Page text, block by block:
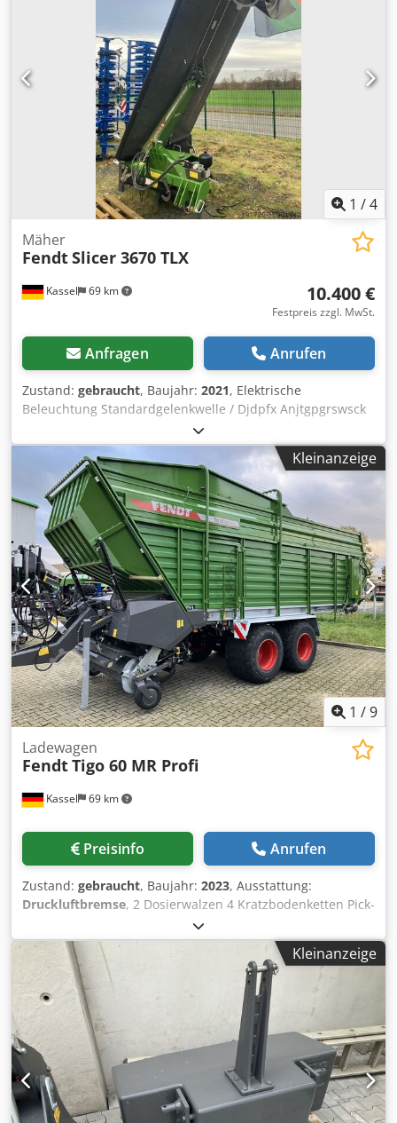
1 /4
Kassel 69 km
Mäher
FendtSlicer 3670 TLX
10.400 €
Festpreis zzgl. MwSt.
Anfragen Anrufen
Zustand: gebraucht, Baujahr: 2021, Elektrische
Beleuchtung Standardgelenkwelle / Djdpfx Anjtgpgrswsck
Kleinanzeige
1 /9
Kassel 69 km
Ladewagen
FendtTigo 60 MR Profi
Preisinfo Anrufen
Zustand: gebraucht, Baujahr: 2023, Ausstattung:
Druckluftbremse, 2 Dosierwalzen 4 Kratzbodenketten Pick-
Up Tastrolle Wagenmitte Loadsensing / Steuerleitung BG2
Loadsensing BG4 2 Stufen Kratzbodenmotor
Arbeitsscheinwerfer / 3 x LED Seitl. Ausschwenkbarer
Messer- rahmen Einstiegstüre zum Laderaum ISO / BUS
Bedie Dcodpfx Astlq E Senwok
Kleinanzeige